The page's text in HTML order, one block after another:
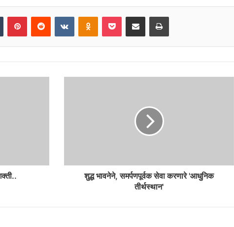
Tumblr PinterestReddit VKontakteOdnoklassniki
Pocket Share via Email Print
शुद्ध भावनेने, समर्पणपूर्वक सेवा करणारे 'आधुनिक
तीर्थस्थान'